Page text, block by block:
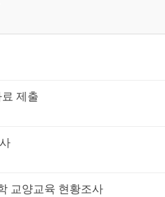
제출
교양교육 현황조사